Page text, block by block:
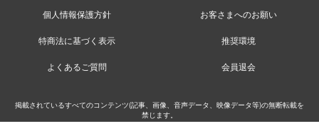
個人情報保護方針 お客さまへのお願い
特商法に基づく表示 推奨環境
よくあるご質問 会員退会
掲載されているすべてのコンテンツ(記事、画像、音声データ、映像データ等)の無断転載を
禁じます。